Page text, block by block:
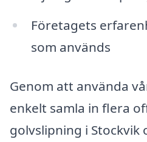
Företagets
som används
Genom att använda
enkelt samla in flera
golvslipning i Stockvik